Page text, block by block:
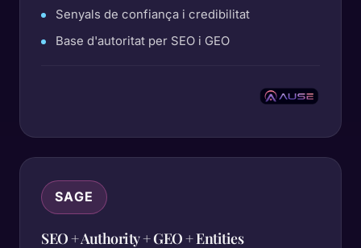
Senyals de confiança i credibilitat
Base d'autoritat per SEO i GEO
SAGE
SEO + Authority + GEO + Entities